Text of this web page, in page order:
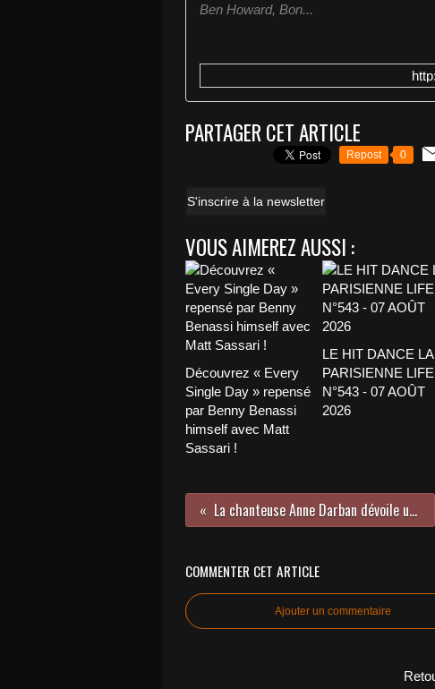
Ben Howard, Bon...
PARTAGER CET ARTICLE
Repost 0
S'inscrire à la newsletter
VOUS AIMEREZ AUSSI :
Découvrez « Every
Single Day » repensé
par Benny Benassi
himself avec Matt
Sassari !
LE HIT DANCE LA
PARISIENNE LIFE
N°543 - 07 AOÛT
2026
La chanteuse Anne Darban dévoile un second EP !
COMMENTER CET ARTICLE
Ajouter un commentaire